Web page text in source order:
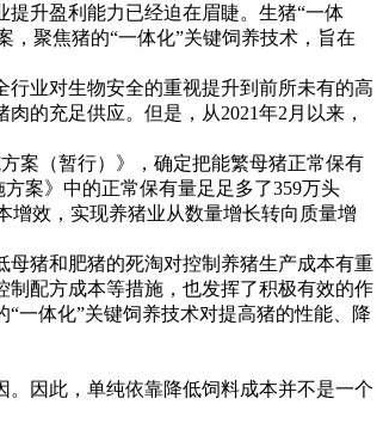
升盈利能力已经迫在眉睫。生猪“一体
，聚焦猪的“一体化”关键饲养技术，旨在
行业对生物安全的重视提升到前所未有的高
的充足供应。但是，从2021年2月以来，
案（暂行）》，确定把能繁母猪正常保有
案》中的正常保有量足足多了359万头
增效，实现养猪业从数量增长转向质量增
猪和肥猪的死淘对控制养猪生产成本有重
配方成本等措施，也发挥了积极有效的作
一体化”关键饲养技术对提高猪的性能、降
因此，单纯依靠降低饲料成本并不是一个